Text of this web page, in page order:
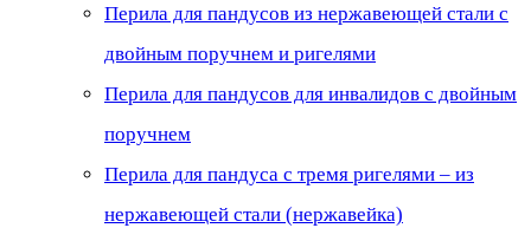
Перила для пандусов из нержавеющей стали с
двойным поручнем и ригелями
Перила для пандусов для инвалидов с двойным
поручнем
Перила для пандуса с тремя ригелями – из
нержавеющей стали (нержавейка)